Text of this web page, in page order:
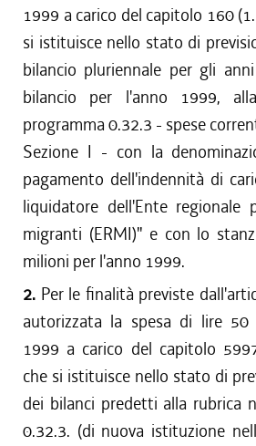
1999 a carico del capitolo 160
si istituisce nello stato di
bilancio pluriennale per gli
bilancio per l'anno 1999,
programma 0.32.3 - spese
Sezione I - con la
pagamento dell'indennità di
liquidatore dell'Ente regionale
migranti (ERMI)" e con lo
milioni per l'anno 1999.
2. Per le finalità previste
autorizzata la spesa di lire
1999 a carico del capitolo
che si istituisce nello stato di
dei bilanci predetti alla rubrica
0.32.3. (di nuova istituzione